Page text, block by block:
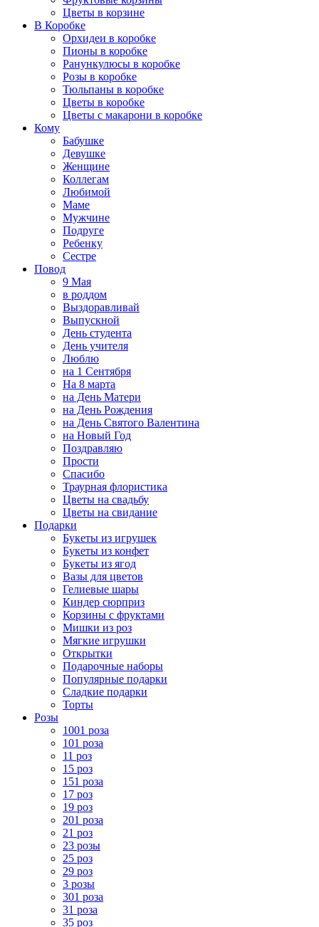
Цветы в корзине
В Коробке
Орхидеи в коробке
Пионы в коробке
Ранункулюсы в коробке
Розы в коробке
Тюльпаны в коробке
Цветы в коробке
Цветы с макарони в коробке
Кому
Бабушке
Девушке
Женщине
Коллегам
Любимой
Маме
Мужчине
Подруге
Ребенку
Сестре
Повод
9 Мая
в роддом
Выздоравливай
Выпускной
День студента
День учителя
Люблю
на 1 Сентября
На 8 марта
на День Матери
на День Рождения
на День Святого Валентина
на Новый Год
Поздравляю
Прости
Спасибо
Траурная флористика
Цветы на свадьбу
Цветы на свидание
Подарки
Букеты из игрушек
Букеты из конфет
Букеты из ягод
Вазы для цветов
Гелиевые шары
Киндер сюрприз
Корзины с фруктами
Мишки из роз
Мягкие игрушки
Открытки
Подарочные наборы
Популярные подарки
Сладкие подарки
Торты
Розы
1001 роза
101 роза
11 роз
15 роз
151 роза
17 роз
19 роз
201 роза
21 роз
23 розы
25 роз
29 роз
3 розы
301 роза
31 роза
35 роз